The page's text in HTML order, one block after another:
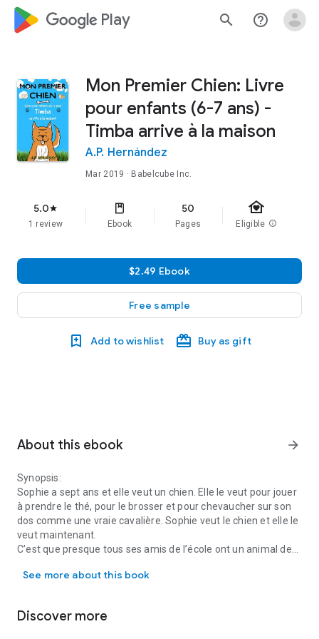
google_logo Play search help_outline
Mon Premier Chien: Livre
pour enfants (6-7 ans) -
Timba arrive à la maison
A.P. Hernández
Mar 2019 · Babelcube Inc.
5.0star
1 review Ebook
50
Pages
family_home
Eligible info
$2.49 Ebook
Free sample
Add to wishlist Buy as gift
About this ebook arrow_forward
Synopsis:
Sophie a sept ans et elle veut un chien. Elle le veut pour jouer
à prendre le thé, pour le brosser et pour chevaucher sur son
dos comme une vraie cavalière. Sophie veut le chien et elle le
veut maintenant.
C’est que presque tous ses amis de l’école ont un animal de
beaucoup insisté, qu’elle réussit à convaincre ses parents de
Timba n’est pas prêt à jouer avec Sophie. Timba n’aime pas
See more about this book
Discover more